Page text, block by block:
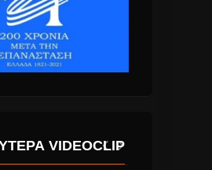
VIDEOCLIP